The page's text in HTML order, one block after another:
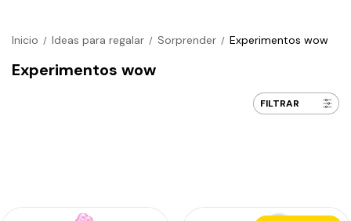
Inicio / Ideas para regalar / Sorprender / Experimentos wow
Experimentos wow
FILTRAR